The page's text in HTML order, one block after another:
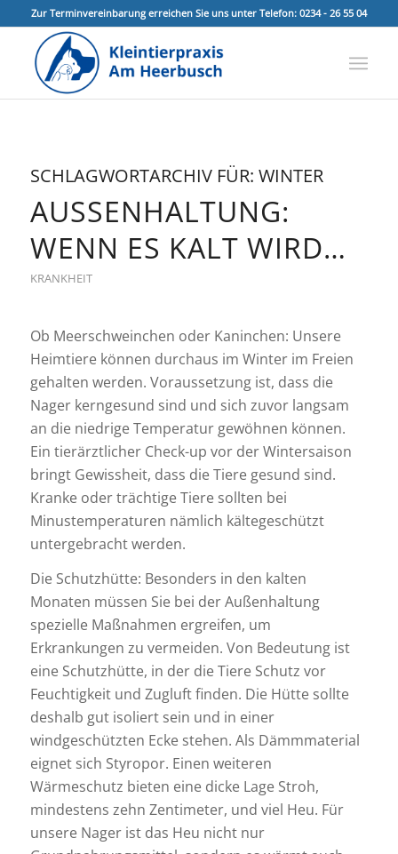
Zur Terminvereinbarung erreichen Sie uns unter Telefon: 0234 - 26 55 04
SCHLAGWORTARCHIV FÜR: WINTER
AUSSENHALTUNG: W
ENN ES KALT WIRD…
KRANKHEIT
Ob Meerschweinchen oder Kaninchen: Unsere
Heimtiere können durchaus im Winter im Freien
gehalten werden. Voraussetzung ist, dass die
Nager kerngesund sind und sich zuvor langsam
an die niedrige Temperatur gewöhnen können.
Ein tierärztlicher Check-up vor der Wintersaison
bringt Gewissheit, dass die Tiere gesund sind.
Kranke oder trächtige Tiere sollten bei
Minustemperaturen nämlich kältegeschützt
untergebracht werden.
Die Schutzhütte: Besonders in den kalten
Monaten müssen Sie bei der Außenhaltung
spezielle Maßnahmen ergreifen, um
Erkrankungen zu vermeiden. Von Bedeutung ist
eine Schutzhütte, in der die Tiere Schutz vor
Feuchtigkeit und Zugluft finden. Die Hütte sollte
deshalb gut isoliert sein und in einer
windgeschützten Ecke stehen. Als Dämmmaterial
eignet sich Styropor. Einen weiteren
Wärmeschutz bieten eine dicke Lage Stroh,
mindestens zehn Zentimeter, und viel Heu. Für
unsere Nager ist das Heu nicht nur